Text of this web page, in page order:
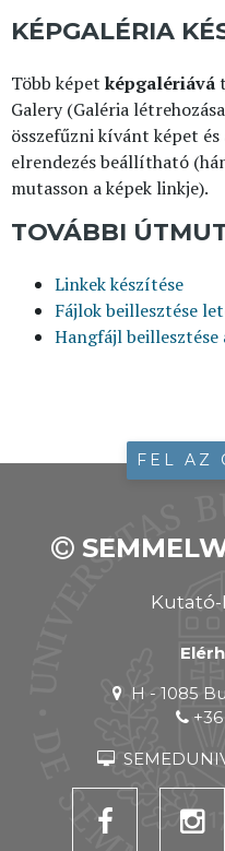
KÉPGALÉRIA
Több képet képgalériává
Galery (Galéria
összefűzni kívánt képet
elrendezés beállítható
mutasson a képek linkje).
TOVÁBBI
Linkek készítése
Fájlok beillesztése
Hangfájl beillesztése
FEL AZ
H - 1085